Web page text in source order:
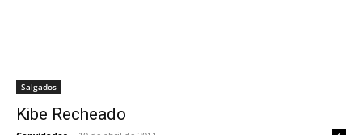
Salgados
Kibe Recheado